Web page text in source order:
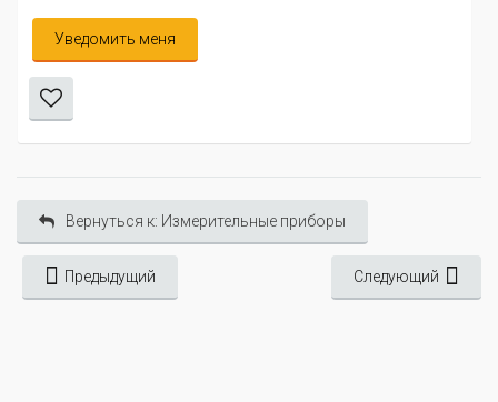
Уведомить меня
Вернуться к: Измерительные приборы
Предыдущий Следующий